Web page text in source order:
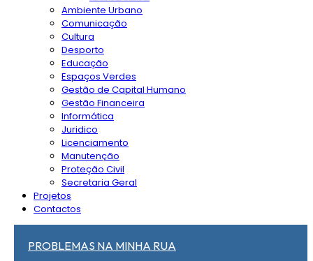
Ambiente Urbano
Comunicação
Cultura
Desporto
Educação
Espaços Verdes
Gestão de Capital Humano
Gestão Financeira
Informática
Juridico
Licenciamento
Manutenção
Proteção Civil
Secretaria Geral
Projetos
Contactos
PROBLEMAS NA MINHA RUA